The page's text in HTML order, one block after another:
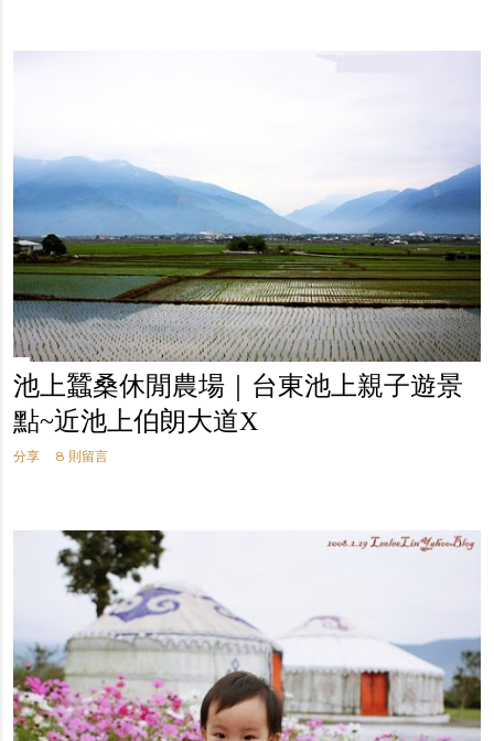
池上蠶桑休閒農場｜台東池上親子遊景
點~近池上伯朗大道X
分享 8 則留言